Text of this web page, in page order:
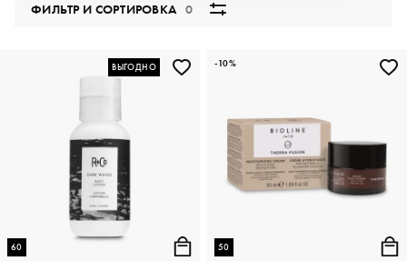
ФИЛЬТР И СОРТИРОВКА0
60
ВЫГОДНО
50
-10%